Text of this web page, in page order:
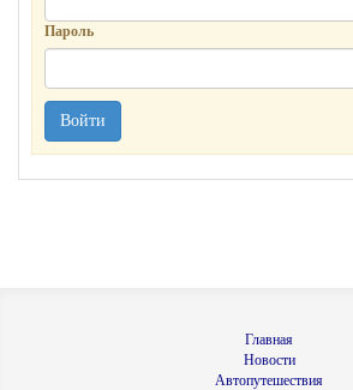
Пароль
Главная
Новости
Автопутешествия